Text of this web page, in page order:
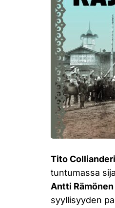
Tito
tuntumassa
Antti Rämönen
syyllisyyden